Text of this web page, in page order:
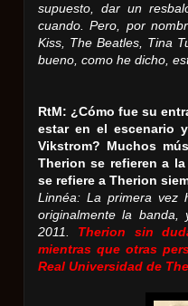
supuesto, dar un
cuando.Pero, por
Kiss, The Beatles, Tina
bueno, como he dicho,
RtM: ¿Cómo fue su
estar en el escenario
Vikstrom?
Muchos
Therion se refieren a
se refiere a Therion
Linnéa: La primera vez
originalmente la
2011. Therion sin
mientras que otras
Real Universidad de